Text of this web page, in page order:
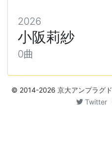
2026
小阪莉紗
0曲
© 2014-2026 京大アンプラグド
Twitter